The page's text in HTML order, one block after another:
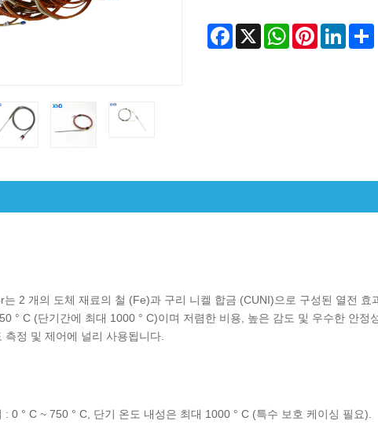
Facebook
X WhatsAppPinterest
는 2 개의 도체 재료의 철 (Fe)과 구리 니켈 합금 (CUNI)으로 구성된 열전 효
° C (단기간에 최대 1000 ° C)이며 저렴한 비용, 높은 감도 및 우수한 안정
측정 및 제어에 널리 사용됩니다.
: 0 ° C ~ 750 ° C, 단기 온도 내성은 최대 1000 ° C (특수 보호 케이싱 필요).